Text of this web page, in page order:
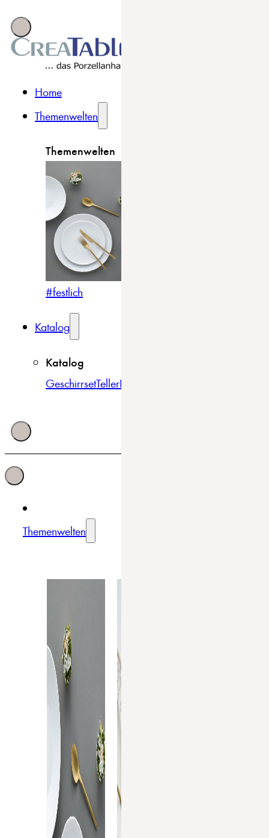
Home
Themenwelten
Themenwelten
#festlich
Katalog
Katalog
GeschirrsetTellerBowls & Schüsseln
Themenwelten